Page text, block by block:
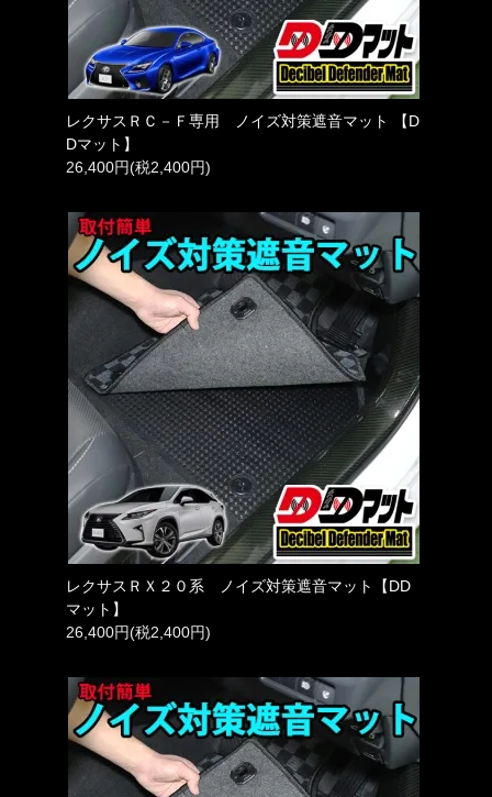
レクサスＲＣ－Ｆ専用 ノイズ対策遮音マット 【D
Dマット】
26,400円(税2,400円)
レクサスＲＸ２０系 ノイズ対策遮音マット【DD
マット】
26,400円(税2,400円)